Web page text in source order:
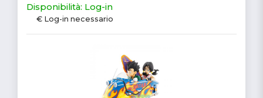
Disponibilità: Log-in
€ Log-in necessario